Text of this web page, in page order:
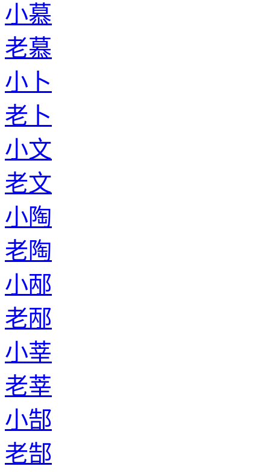
小慕
老慕
小卜
老卜
小文
老文
小陶
老陶
小邴
老邴
小莘
老莘
小郜
老郜